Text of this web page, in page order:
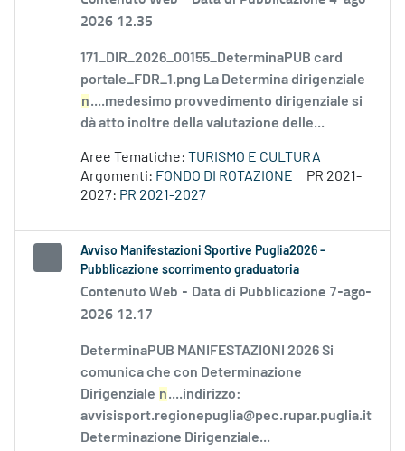
2026 12.35
171_DIR_2026_00155_DeterminaPUB card
portale_FDR_1.png La Determina dirigenziale
n....medesimo provvedimento dirigenziale si
dà atto inoltre della valutazione delle...
Aree Tematiche: TURISMO E CULTURA
Argomenti: FONDO DI ROTAZIONE
PR 2021-
2027: PR 2021-2027
Avviso Manifestazioni Sportive Puglia2026 -
Pubblicazione scorrimento graduatoria
Contenuto Web - Data di Pubblicazione 7-ago-
2026 12.17
DeterminaPUB MANIFESTAZIONI 2026 Si
comunica che con Determinazione
Dirigenziale n....indirizzo:
avvisisport.regionepuglia@pec.rupar.puglia.it
Determinazione Dirigenziale...